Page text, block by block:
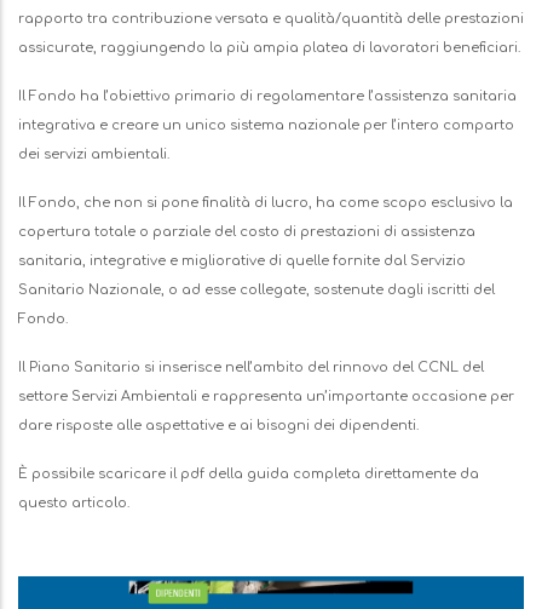
rapporto tra contribuzione versata e qualità/quantità delle prestazioni
assicurate, raggiungendo la più ampia platea di lavoratori beneficiari.
Il Fondo ha l’obiettivo primario di regolamentare l’assistenza sanitaria
integrativa e creare un unico sistema nazionale per l’intero comparto
dei servizi ambientali.
Il Fondo, che non si pone finalità di lucro, ha come scopo esclusivo la
copertura totale o parziale del costo di prestazioni di assistenza
sanitaria, integrative e migliorative di quelle fornite dal Servizio
Sanitario Nazionale, o ad esse collegate, sostenute dagli iscritti del
Fondo.
Il Piano Sanitario si inserisce nell’ambito del rinnovo del CCNL del
settore Servizi Ambientali e rappresenta un’importante occasione per
dare risposte alle aspettative e ai bisogni dei dipendenti.
È possibile scaricare il pdf della guida completa direttamente da
questo articolo.